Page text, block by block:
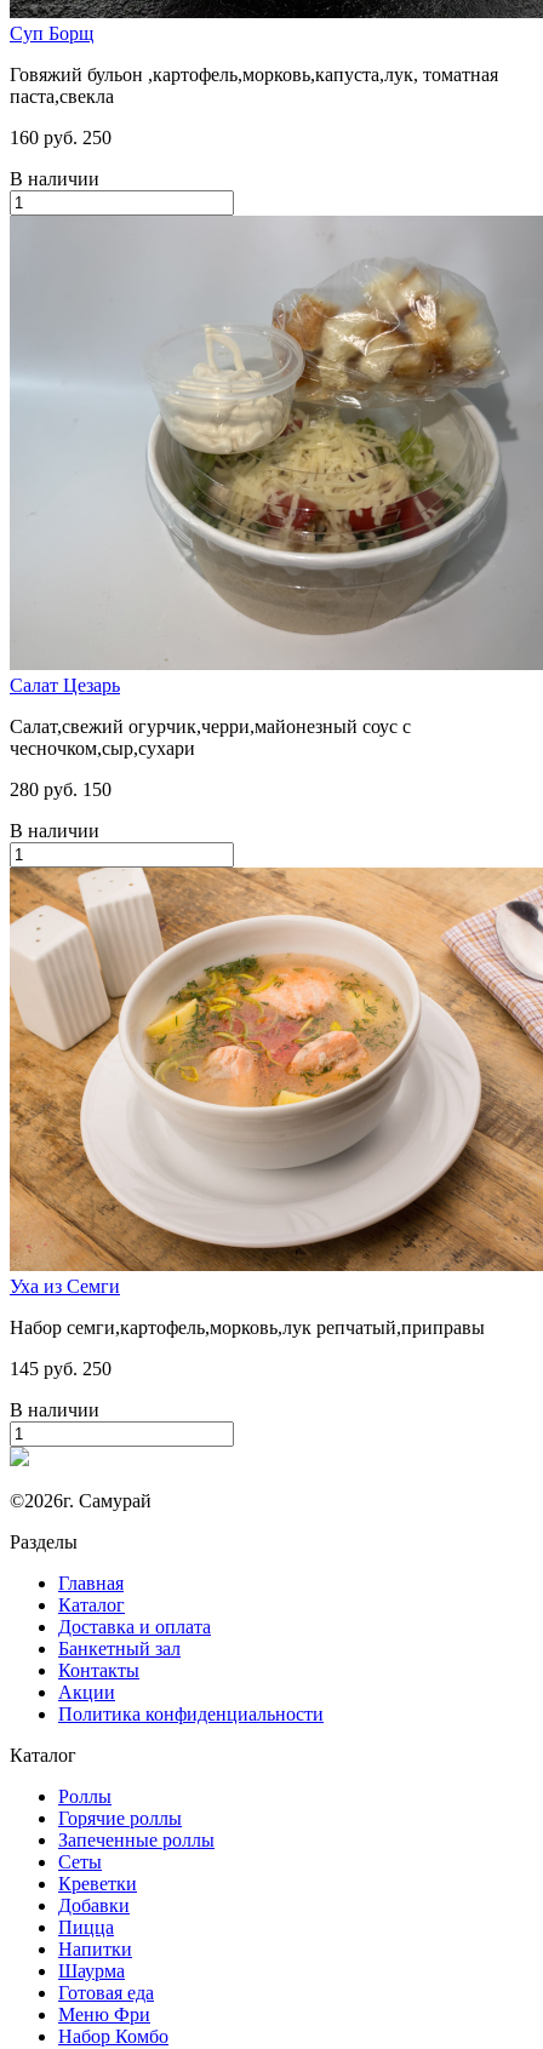
Суп Борщ
Говяжий бульон ,картофель,морковь,капуста,лук, томатная
паста,свекла
160 руб. 250
В наличии
Салат Цезарь
Салат,свежий огурчик,черри,майонезный соус с
чесночком,сыр,сухари
280 руб. 150
В наличии
Уха из Семги
Набор семги,картофель,морковь,лук репчатый,приправы
145 руб. 250
В наличии
©2026г. Самурай
Разделы
Главная
Каталог
Доставка и оплата
Банкетный зал
Контакты
Акции
Политика конфиденциальности
Каталог
Роллы
Горячие роллы
Запеченные роллы
Сеты
Креветки
Добавки
Пицца
Напитки
Шаурма
Готовая еда
Меню Фри
Набор Комбо